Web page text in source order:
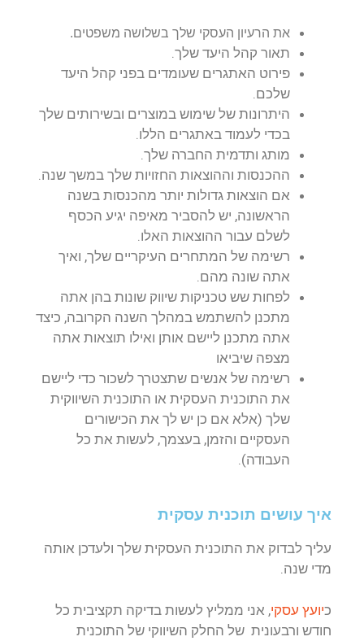
את הרעיון העסקי שלך בשלושה משפטים.
תאור קהל היעד שלך.
פירוט האתגרים שעומדים בפני קהל היעד
שלכם.
היתרונות של שימוש במוצרים ובשירותים שלך
בכדי לעמוד באתגרים הללו.
מותג ותדמית החברה שלך.
ההכנסות וההוצאות החזויות שלך במשך שנה.
אם הוצאות גדולות יותר מהכנסות בשנה
הראשונה, יש להסביר מאיפה יגיע הכסף
לשלם עבור ההוצאות האלו.
רשימה של המתחרים העיקריים שלך, ואיך
אתה שונה מהם.
לפחות שש טכניקות שיווק שונות בהן אתה
מתכנן להשתמש במהלך השנה הקרובה, כיצד
אתה מתכנן ליישם אותן ואילו תוצאות אתה
מצפה שיביאו
רשימה של אנשים שתצטרך לשכור כדי ליישם
את התוכנית העסקית או התוכנית השיווקית
שלך (אלא אם כן יש לך את הכישורים
העסקיים והזמן, בעצמך, לעשות את כל
העבודה).
איך עושים תוכנית עסקית
עליך לבדוק את התוכנית העסקית שלך ולעדכן אותה
מדי שנה.
כיועץ עסקי, אני ממליץ לעשות בדיקה תקציבית כל
חודש ורבעונית של החלק השיווקי של התוכנית